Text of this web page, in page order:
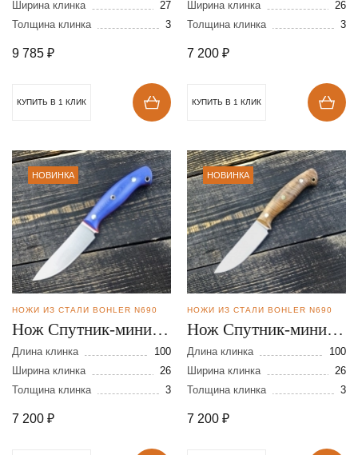
Ширина клинка
27
Толщина клинка
3
9 785 ₽
КУПИТЬ В 1 КЛИК
Ширина клинка
26
Толщина клинка
3
7 200 ₽
КУПИТЬ В 1 КЛИК
НОВИНКА
НОЖИ ИЗ СТАЛИ BOHLER N690
Нож Спутник-мини из
стали N-690
Длина клинка
100
Ширина клинка
26
Толщина клинка
3
7 200 ₽
НОВИНКА
НОЖИ ИЗ СТАЛИ BOHLER N690
Нож Спутник-мини из
стали N-690
Длина клинка
100
Ширина клинка
26
Толщина клинка
3
7 200 ₽